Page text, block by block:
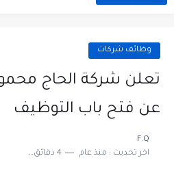
وظائف شركات
تعلن شركة الحاج
عن فتح باب التوظيف
F.Q
اخر تحديث : منذ عام 4 دقائق للقراءة